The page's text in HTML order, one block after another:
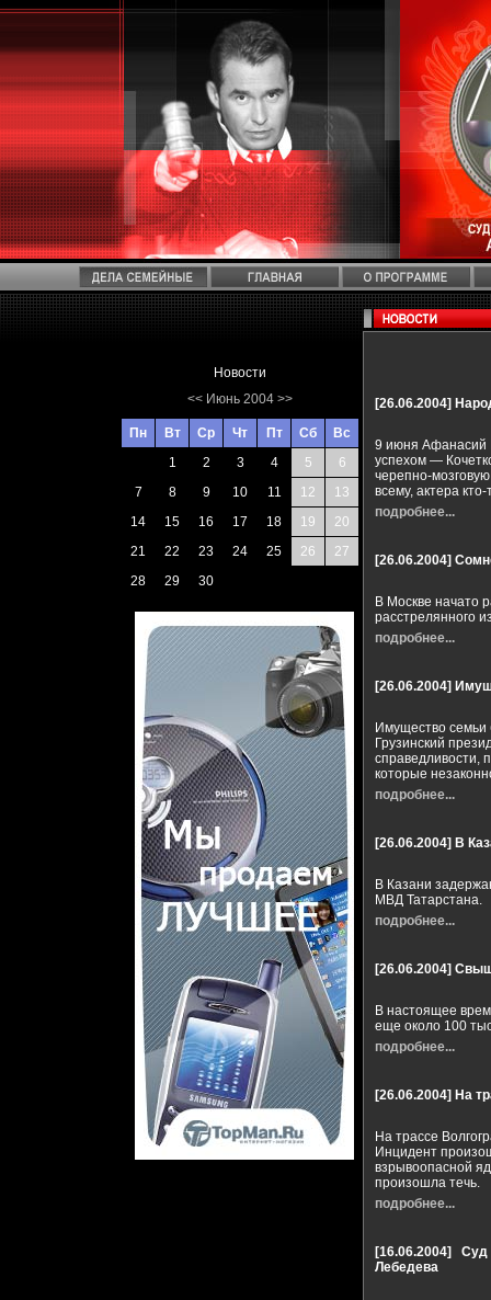
Новости
<< Июнь 2004 >>
Пн Вт Ср Чт Пт Сб
Вс
1
2 3 4 5
6
7
8 9 10 11 12
13
14
15 16 17 18 19
20
21
22 23 24 25 26
27
28
29 30
[26.06.2004]
9 июня Афанасий
успехом —
черепно-
всему, актера
подробнее...
[26.06.2004]
В Москве начато
расстрелянного
подробнее...
[26.06.2004]
Имущество семьи
Грузинский
справедливости,
которые
подробнее...
[26.06.2004] В
В Казани
МВД Татарстана.
подробнее...
[26.06.2004]
В настоящее
еще около 100
подробнее...
[26.06.2004] На
На трассе
Инцидент
взрывоопасной
произошла течь.
подробнее...
[16.06.2004]
Суд
Лебедева